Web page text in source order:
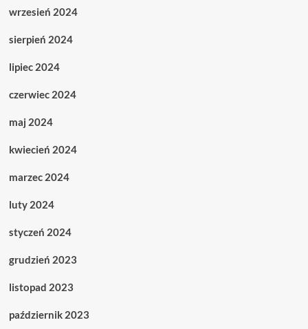
wrzesień 2024
sierpień 2024
lipiec 2024
czerwiec 2024
maj 2024
kwiecień 2024
marzec 2024
luty 2024
styczeń 2024
grudzień 2023
listopad 2023
październik 2023